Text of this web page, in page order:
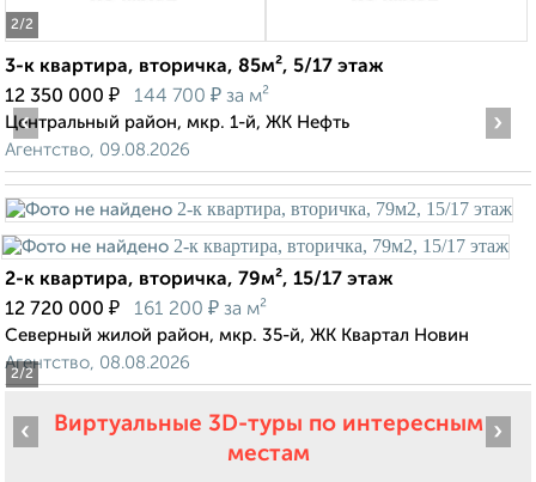
2/2
3-к квартира, вторичка, 85м², 5/17 этаж
12 350 000 ₽ 144 700 ₽ за м²
Центральный район, мкр. 1-й, ЖК Нефть
Агентство, 09.08.2026
2/2
‹ ›
2-к квартира, вторичка, 79м², 15/17 этаж
12 720 000 ₽ 161 200 ₽ за м²
Северный жилой район, мкр. 35-й, ЖК Квартал Новин
Агентство, 08.08.2026
Виртуальные 3D-туры по интересным
местам
‹ ›